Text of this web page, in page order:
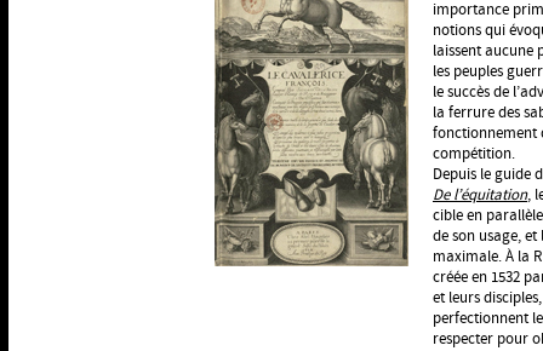
importance
notions qui
laissent aucune
les peuples
le succès de
la ferrure des
fonctionnement
compétition.
Depuis le guide
De l’équitation,
cible en
de son usage,
maximale. À la
créée en 1532
et leurs
perfectionnent
respecter pour